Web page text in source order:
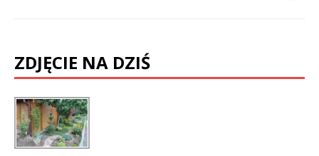
ZDJĘCIE NA DZIŚ